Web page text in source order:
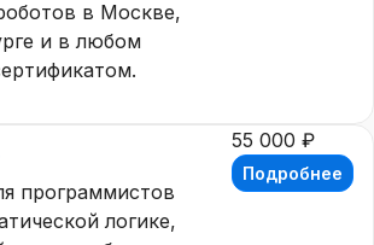
в Москве,
и в любом
программистов
логике,
55 000 ₽
Подробнее